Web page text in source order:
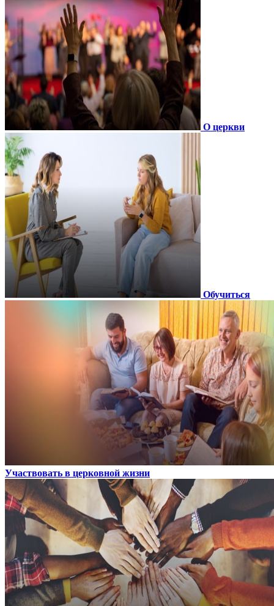
О церкви
Обучиться
Участвовать в церковной жизни